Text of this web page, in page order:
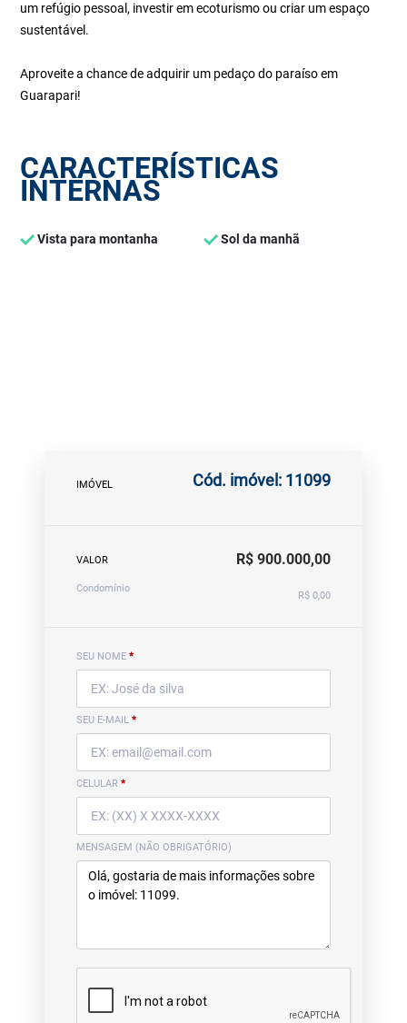
um refúgio pessoal, investir em ecoturismo ou criar um espaço
sustentável.
Aproveite a chance de adquirir um pedaço do paraíso em
Guarapari!
CARACTERÍSTICAS
INTERNAS
Vista para montanha Sol da manhã
IMÓVEL Cód. imóvel: 11099
VALOR R$ 900.000,00
Condomínio
R$ 0,00
SEU NOME *
SEU E-MAIL *
CELULAR *
MENSAGEM (NÃO OBRIGATÓRIO)